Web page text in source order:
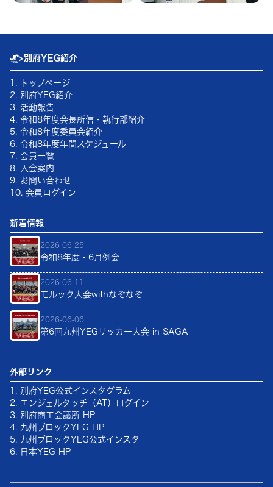
>別府YEG紹介
1. トップページ
2. 別府YEG紹介
3. 活動報告
4. 令和8年度会長所信・執行部紹介
5. 令和8年度委員会紹介
6. 令和8年度年間スケジュール
7. 会員一覧
8. 入会案内
9. お問い合わせ
10. 会員ログイン
新着情報
2026-06-25
令和8年度・6月例会
2026-06-11
モルック大会withなぞなぞ
2026-06-06
第6回九州YEGサッカー大会 in SAGA
外部リンク
1. 別府YEG公式インスタグラム
2. エンジェルタッチ（AT）ログイン
3. 別府商工会議所 HP
4. 九州ブロックYEG HP
5. 九州ブロックYEG公式インスタ
6. 日本YEG HP